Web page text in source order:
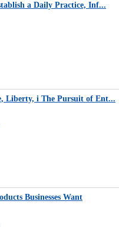
a Daily Practice, Inf...
Liberty, і The Pursuit of Ent...
Businesses Want